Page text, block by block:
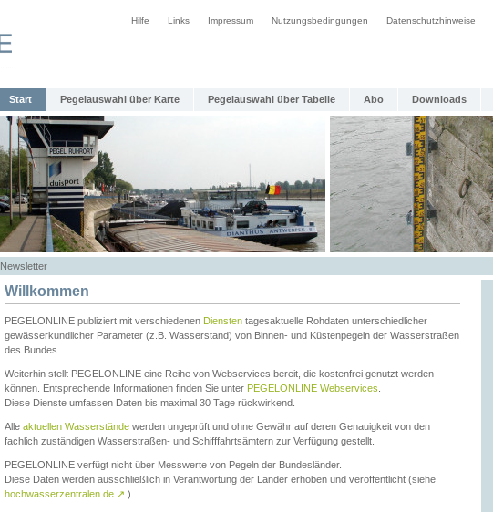
Hilfe Links Impressum Nutzungsbedingungen Datenschutzhinweise
Start Pegelauswahl über Karte Pegelauswahl über Tabelle Abo Downloads
Newsletter
Willkommen
PEGELONLINE publiziert mit verschiedenen Diensten tagesaktuelle Rohdaten unterschiedlicher
gewässerkundlicher Parameter (z.B. Wasserstand) von Binnen- und Küstenpegeln der Wasserstraßen
des Bundes.
Weiterhin stellt PEGELONLINE eine Reihe von Webservices bereit, die kostenfrei genutzt werden
können. Entsprechende Informationen finden Sie unter PEGELONLINE Webservices
Diese Dienste umfassen Daten bis maximal 30 Tage rückwirkend.
Alle aktuellen Wasserstände werden ungeprüft und ohne Gewähr auf deren Genauigkeit von den
fachlich zuständigen Wasserstraßen- und Schifffahrtsämtern zur Verfügung gestellt.
PEGELONLINE verfügt nicht über Messwerte von Pegeln der Bundesländer.
Diese Daten werden ausschließlich in Verantwortung der Länder erhoben und veröffentlicht (siehe
hochwasserzentralen.de ↗ ).